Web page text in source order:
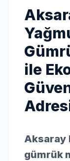
ile
Aksaray
gümrük